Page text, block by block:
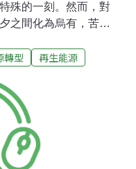
殊的一刻。然而，對
之間化為烏有，苦不
做？文山社大與台灣
課程，亞曼老師要教
陽能熱水器。收集太
的吸收，在外圍套上
小小的獨立隔熱裝
，除了帶給我們溫暖
轉型 再生能源